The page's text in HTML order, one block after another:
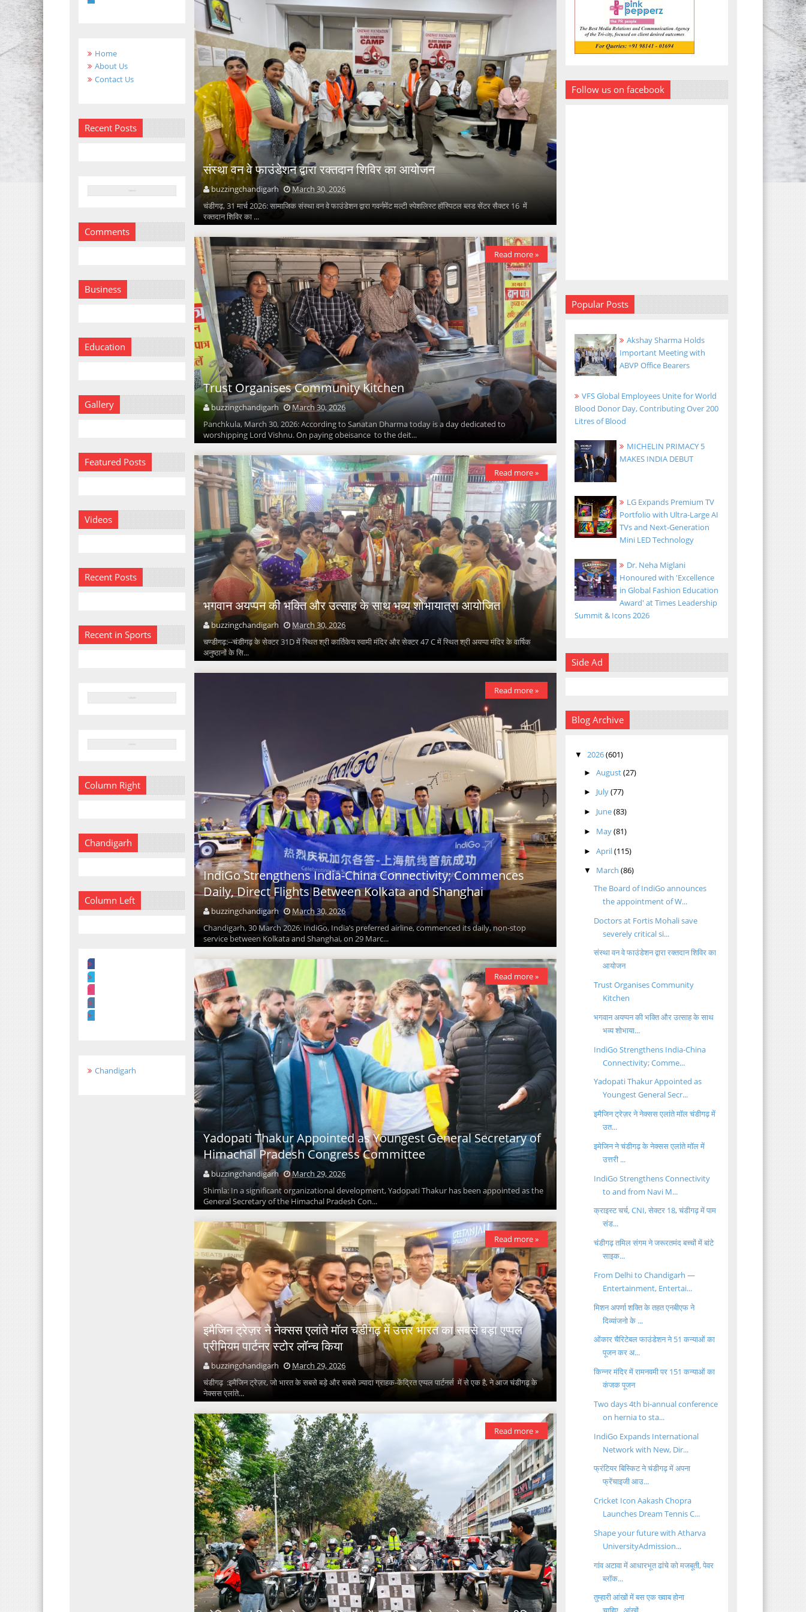
Home
About Us
Contact Us
Recent Posts
Comments
Business
Education
Gallery
Featured Posts
Videos
Recent Posts
Recent in Sports
Column Right
Chandigarh
Column Left
Chandigarh
संस्था वन वे फाउंडेशन द्वारा रक्तदान शिविर का आयोजन
buzzingchandigarh
March 30, 2026
चंडीगढ़, 31 मार्च 2026: सामाजिक संस्था वन वे फाउंडेशन द्वारा गवर्नमेंट मल्टी स्पेशलिस्ट हॉस्पिटल ब्लड सेंटर सैक्टर 16 में
रक्तदान शिविर का ...
Trust Organises Community Kitchen
buzzingchandigarh
March 30, 2026
Panchkula, March 30, 2026: According to Sanatan Dharma today is a day dedicated to
worshipping Lord Vishnu. On paying obeisance to the deit...
Read more »
भगवान अयप्पन की भक्ति और उत्साह के साथ भव्य शोभायात्रा आयोजित
buzzingchandigarh
March 30, 2026
चण्डीगढ़:--चंडीगढ़ के सेक्टर 31D में स्थित श्री कार्तिकेय स्वामी मंदिर और सेक्टर 47 C में स्थित श्री अयप्पा मंदिर के वार्षिक
अनुष्ठानों के सि...
Read more »
IndiGo Strengthens India-China Connectivity; Commences
Daily, Direct Flights Between Kolkata and Shanghai
buzzingchandigarh
March 30, 2026
Chandigarh, 30 March 2026: IndiGo, India’s preferred airline, commenced its daily, non-stop
service between Kolkata and Shanghai, on 29 Marc...
Read more »
Yadopati Thakur Appointed as Youngest General Secretary of
Himachal Pradesh Congress Committee
buzzingchandigarh
March 29, 2026
Shimla: In a significant organizational development, Yadopati Thakur has been appointed as the
General Secretary of the Himachal Pradesh Con...
Read more »
इमैजिन ट्रेज़र ने नेक्सस एलांते मॉल चंडीगढ़ में उत्तर भारत का सबसे बड़ा एप्पल
प्रीमियम पार्टनर स्टोर लॉन्च किया
buzzingchandigarh
March 29, 2026
चंडीगढ़ :इमैजिन ट्रेज़र, जो भारत के सबसे बड़े और सबसे ज़्यादा ग्राहक-केंद्रित एप्पल पार्टनर्स में से एक है, ने आज चंडीगढ़ के
नेक्सस एलांते...
Read more »
Read more »
Follow us on facebook
Popular Posts
Akshay Sharma Holds
Important Meeting with
ABVP Office Bearers
VFS Global Employees Unite for World
Blood Donor Day, Contributing Over 200
Litres of Blood
MICHELIN PRIMACY 5
MAKES INDIA DEBUT
LG Expands Premium TV
Portfolio with Ultra-Large AI
TVs and Next-Generation
Mini LED Technology
Dr. Neha Miglani
Honoured with 'Excellence
in Global Fashion Education
Award' at Times Leadership
Summit & Icons 2026
Side Ad
Blog Archive
▼ 2026(601)
►August(27)
► July(77)
► June(83)
► May(81)
►April(115)
▼ March (86)
The Board of IndiGo announces
the appointment of W...
Doctors at Fortis Mohali save
severely critical si...
संस्था वन वे फाउंडेशन द्वारा रक्तदान शिविर का
आयोजन
Trust Organises Community
Kitchen
भगवान अयप्पन की भक्ति और उत्साह के साथ
भव्य शोभाया...
IndiGo Strengthens India-China
Connectivity; Comme...
Yadopati Thakur Appointed as
Youngest General Secr...
इमैजिन ट्रेज़र ने नेक्सस एलांते मॉल चंडीगढ़ में
उत...
इमेजिन ने चंडीगढ़ के नेक्सस एलांते मॉल में
उत्तरी ...
IndiGo Strengthens Connectivity
to and from Navi M...
क्राइस्ट चर्च, CNI, सेक्टर 18, चंडीगढ़ में पाम
संड...
चंडीगढ़ तमिल संगम ने जरूरतमंद बच्चों में बांटे
साइक...
From Delhi to Chandigarh —
Entertainment, Entertai...
मिशन अपर्णा शक्ति के तहत एनबीएफ ने
दिव्यांजनो के ...
ओंकार चैरिटेबल फाउंडेशन ने 51 कन्याओं का
पूजन कर अ...
किन्नर मंदिर में रामनवमी पर 151 कन्याओं का
कंजक पूजन
Two days 4th bi-annual conference
on hernia to sta...
IndiGo Expands International
Network with New, Dir...
फ्रंटियर बिस्किट ने चंडीगढ़ में अपना
फ्रेंचाइजी आउ...
Cricket Icon Aakash Chopra
Launches Dream Tennis C...
Shape your future with Atharva
UniversityAdmission...
गांव अटावा में आधारभूत ढांचे को मजबूती, पेवर
ब्लॉक...
तुम्हारी आंखों में बस एक ख्वाब होना